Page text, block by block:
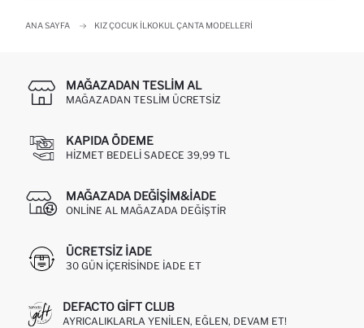
ANA SAYFA KIZ ÇOCUK İLKOKUL ÇANTA MODELLERI
MAĞAZADAN TESLIM AL
MAĞAZADAN TESLIM ÜCRETSIZ
KAPIDA ÖDEME
HIZMET BEDELI SADECE 39,99 TL
MAĞAZADA DEĞIŞIM&İADE
ONLINE AL MAĞAZADA DEĞIŞTIR
ÜCRETSIZ IADE
30 GÜN IÇERISINDE IADE ET
DEFACTO GIFT CLUB
AYRICALIKLARLA YENILEN, EĞLEN, DEVAM ET!